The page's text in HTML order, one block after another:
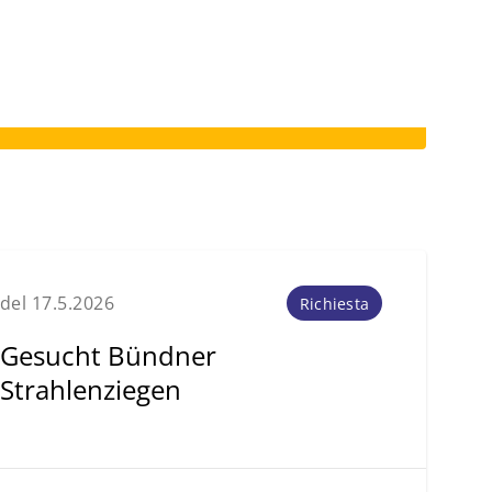
del 17.5.2026 Richiesta
Gesucht Bündner
Strahlenziegen